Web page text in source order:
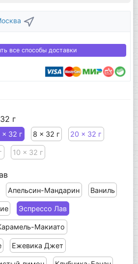
все способы доставки
г
x 32 г 8 x 32 г 20 x 32 г
10 x 32 г
Апельсин-Мандарин Ваниль
Эспрессо Лав
Макиато
Ежевика Джет